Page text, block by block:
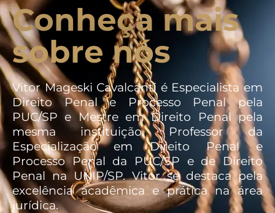
Conheça mais
sobre nós
Vitor Mageski Cavalcanti é Especialista em
Direito Penal e Processo Penal pela
PUC/SP e Mestre em Direito Penal pela
mesma instituição. Professor da
Especialização em Direito Penal e
Processo Penal da PUC/SP e de Direito
Penal na UNIP/SP. Vitor se destaca pela
excelência acadêmica e prática na área
jurídica.